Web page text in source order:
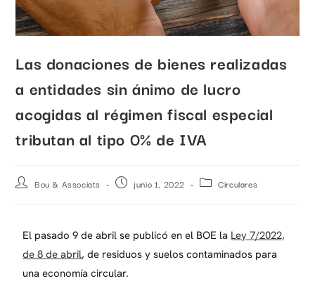
Las donaciones de bienes realizadas
a entidades sin ánimo de lucro
acogidas al régimen fiscal especial
tributan al tipo 0% de IVA
Bou & Associats junio 1, 2022 Circulares
El pasado 9 de abril se publicó en el BOE la Ley 7/2022,
de 8 de abril, de residuos y suelos contaminados para
una economía circular.